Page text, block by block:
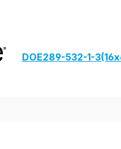
DOE289-532-1-